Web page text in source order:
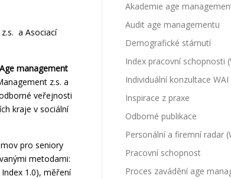
a Asociací
Age management
z.s. a
veřejnosti
kraje v sociální
pro seniory
metodami:
1.0), měření
Akademie age
Audit age managementu
Demografické stárnutí
Index pracovní schopnosti
Individuální konzultace WAI
Inspirace z praxe
Odborné publikace
Personální a firemní radar
Pracovní schopnost
Proces zavádění age